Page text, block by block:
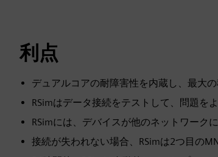
利点
デュアルコアの耐障害性を内蔵し、最大
RSimはデータ接続をテストして、問題を
RSimには、デバイスが他のネットワーク
接続が失われない場合、RSimは2つ目の